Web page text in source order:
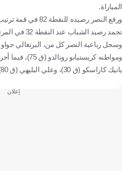
المباراة.
ورفع النصر رصيده
تجمد رصيد الشباب عند النقطة 32 في المرتبة 13.
ومواطنه
يانيك كاراسكو (ق 30)، وعلي البليهي (ق 80).
إعلان